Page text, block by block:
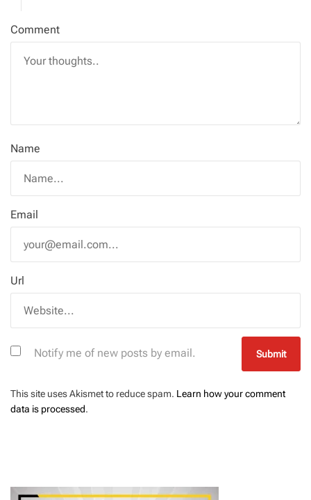
Comment
Name
Email
Url
Notify me of new posts by email.
This site uses Akismet to reduce spam. Learn how your comment
data is processed.